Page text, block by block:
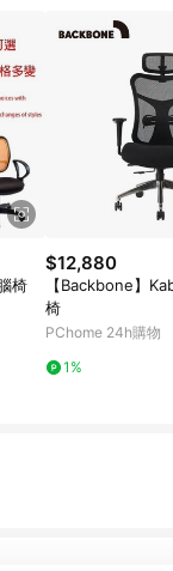
椅
$12,880
【Backbone】
椅
PChome 24h購物
1%